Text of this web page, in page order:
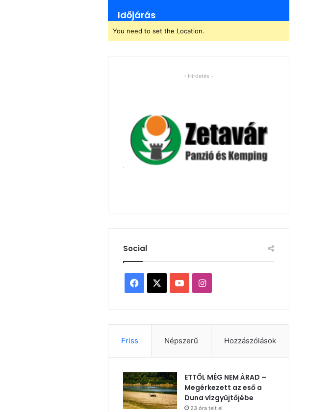
Időjárás
You need to set the Location.
- Hirdetés -
Social
Facebook YouTubeInstagram
Friss Népszerű Hozzászólások
ETTŐL MÉG NEM ÁRAD –
Megérkezett az eső a
Duna vízgyűjtőjébe
23 óra telt el